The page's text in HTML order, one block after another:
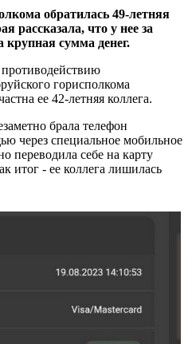
обратилась 49-летняя
рассказала, что у нее за
крупная сумма денег.
горисполкома
ее 42-летняя коллега.
брала телефон
через специальное мобильное
переводила себе на карту
итог - ее коллега лишилась